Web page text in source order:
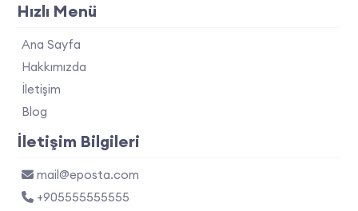
Hızlı Menü
Ana Sayfa
Hakkımızda
İletişim
Blog
İletişim Bilgileri
mail@eposta.com
+905555555555